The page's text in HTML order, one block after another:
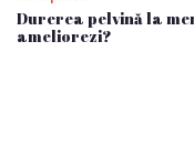
Durerea pelvină la
ameliorezi?